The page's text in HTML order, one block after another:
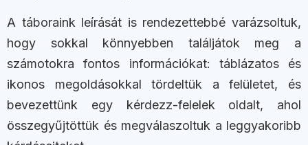
A táboraink leírását is rendezettebbé varázsoltuk,
hogy sokkal könnyebben találjátok meg a
számotokra fontos információkat: táblázatos és
ikonos megoldásokkal tördeltük a felületet, és
bevezettünk egy kérdezz-felelek oldalt, ahol
összegyűjtöttük és megválaszoltuk a leggyakoribb